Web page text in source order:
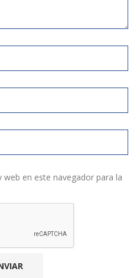
en este navegador para la